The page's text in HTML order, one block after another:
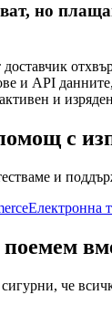
но
и API
и
с
и
Електронна
че